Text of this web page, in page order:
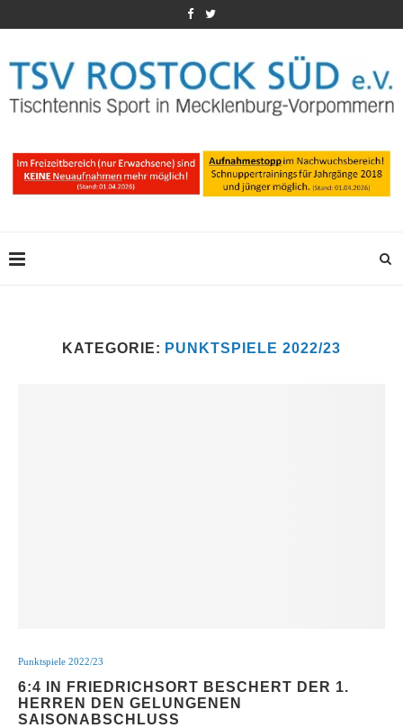
KATEGORIE: PUNKTSPIELE 2022/23
Punktspiele 2022/23
6:4 IN FRIEDRICHSORT BESCHERT DER 1.
HERREN DEN GELUNGENEN
SAISONABSCHLUSS